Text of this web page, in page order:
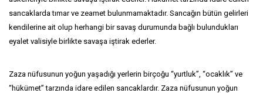
sancaklarda tımar ve zeamet bulunmamaktadır. Sancağın bütün gelirleri
kendilerine ait olup herhangi bir savaş durumunda bağlı bulundukları
eyalet valisiyle birlikte savaşa iştirak ederler.
Zaza nüfusunun yoğun yaşadığı yerlerin birçoğu “yurtluk”, “ocaklık” ve
“hükümet” tarzında idare edilen sancaklardır. Zaza nüfusunun yoğun